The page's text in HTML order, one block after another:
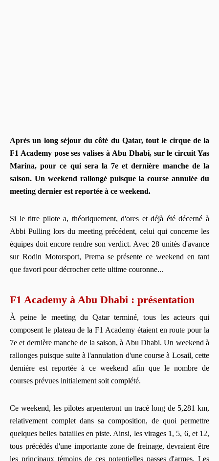
Après un long séjour du côté du Qatar, tout le cirque de la
F1 Academy pose ses valises à Abu Dhabi, sur le circuit Yas
Marina, pour ce qui sera la 7e et dernière manche de la
saison. Un weekend rallongé puisque la course annulée du
meeting dernier est reportée à ce weekend.
Si le titre pilote a, théoriquement, d'ores et déjà été décerné à
Abbi Pulling lors du meeting précédent, celui qui concerne les
équipes doit encore rendre son verdict. Avec 28 unités d'avance
sur Rodin Motorsport, Prema se présente ce weekend en tant
que favori pour décrocher cette ultime couronne...
F1 Academy à Abu Dhabi : présentation
À peine le meeting du Qatar terminé, tous les acteurs qui
composent le plateau de la F1 Academy étaient en route pour la
7e et dernière manche de la saison, à Abu Dhabi. Un weekend à
rallonges puisque suite à l'annulation d'une course à Losail, cette
dernière est reportée à ce weekend afin que le nombre de
courses prévues initialement soit complété.
Ce weekend, les pilotes arpenteront un tracé long de 5,281 km,
relativement complet dans sa composition, de quoi permettre
quelques belles batailles en piste. Ainsi, les virages 1, 5, 6, et 12,
tous précédés d'une importante zone de freinage, devraient être
les principaux témoins de ces potentielles passes d'armes. Les